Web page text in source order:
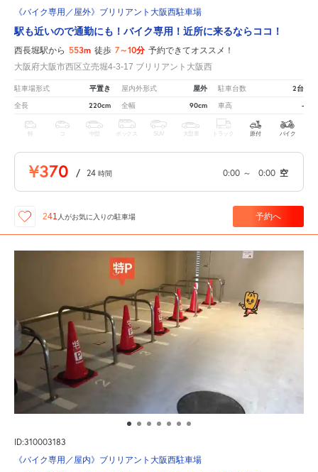
《バイク専用／屋外》ブリリアント大阪西駐車場
駅も近いので通勤にも！バイク専用！近所に来るならココ！
西長堀駅から 553m 徒歩 7～10分 予約できてオススメ！
大阪府大阪市西区立売堀4-3-17 ブリリアント大阪西
駐車場形式 平置き 屋内外形式 屋外 駐車台数 2台
全長 220cm 全幅 90cm 車高 -
軽 中型 ボックス SUV 大型車 トラック 原付 バイク
¥370 / 24 時間 0:00 ～ 0:00 空
241 人がお気に入りの駐車場 予約へ
ID:310003183
《バイク専用／屋内》ブリリアント大阪西駐車場